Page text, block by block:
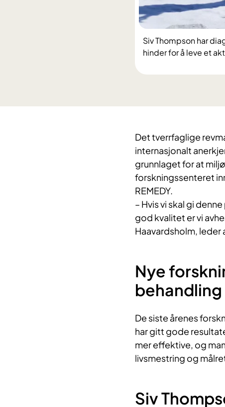
Siv Thompson har
hinder for å leve et
Det tverrfaglige
internasjonalt
grunnlaget for at
forskningssenteret
REMEDY.
– Hvis vi skal gi
god kvalitet er vi
Haavardsholm, leder
Nye
behandling
De siste årenes
har gitt gode
mer effektive, og
livsmestring og
Siv